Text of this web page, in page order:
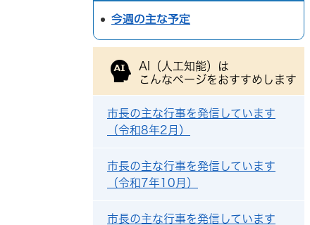
今週の主な予定
AI（人工知能）は
こんなページをおすすめします
市長の主な行事を発信しています
（令和8年2月）
市長の主な行事を発信しています
（令和7年10月）
市長の主な行事を発信しています